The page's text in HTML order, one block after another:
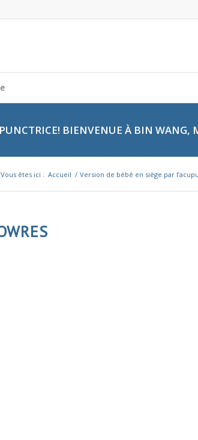
BIENVENUE À BIN WANG,
Vous êtes ici : Accueil / Version de bébé en siège par